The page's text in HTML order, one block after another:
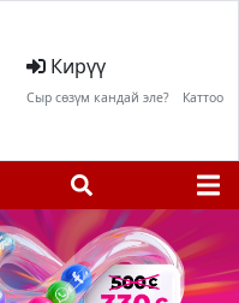
Кирүү
Сыр сөзүм кандай эле? Каттоо